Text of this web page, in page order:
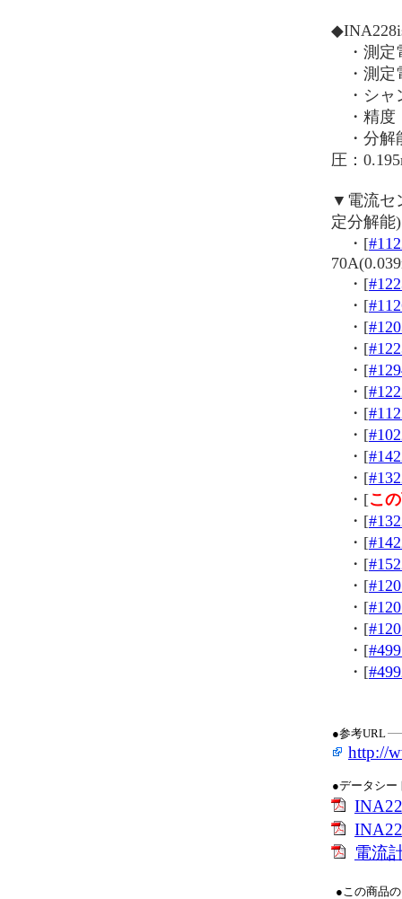
・測定
・測定
・シャ
・精度
・分解
圧：
▼電流セ
定分解能)
・[
・[
・[
・[
・[
・[
・[
・[
・[
・[
・[
・[こ
・[
・[
・[
・[
・[
・[
・[
・[
●参考URL
http://
●データシー
電流
●この商品